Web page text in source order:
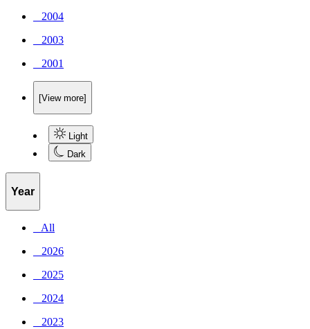
_ 2004
_ 2003
_ 2001
[View more]
Light
Dark
Year
_ All
_ 2026
_ 2025
_ 2024
_ 2023